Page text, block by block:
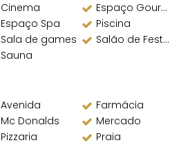
Cinema
Espaço Gourmet
Espaço Spa
Piscina
Sala de games
Salão de Festas
Sauna
Avenida
Farmácia
Mc Donalds
Mercado
Pizzaria
Praia